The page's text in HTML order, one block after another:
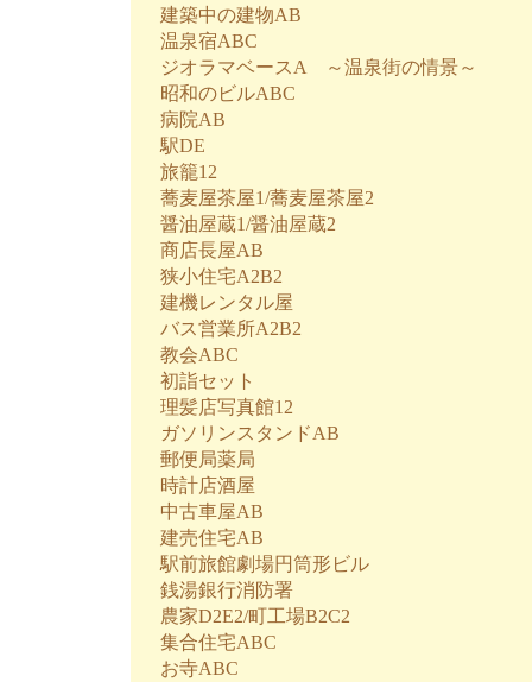
建築中の建物AB
温泉宿ABC
ジオラマベースA ～温泉街の情景～
昭和のビルABC
病院AB
駅DE
旅籠12
蕎麦屋茶屋1/蕎麦屋茶屋2
醤油屋蔵1/醤油屋蔵2
商店長屋AB
狭小住宅A2B2
建機レンタル屋
バス営業所A2B2
教会ABC
初詣セット
理髪店写真館12
ガソリンスタンドAB
郵便局薬局
時計店酒屋
中古車屋AB
建売住宅AB
駅前旅館劇場円筒形ビル
銭湯銀行消防署
農家D2E2/町工場B2C2
集合住宅ABC
お寺ABC